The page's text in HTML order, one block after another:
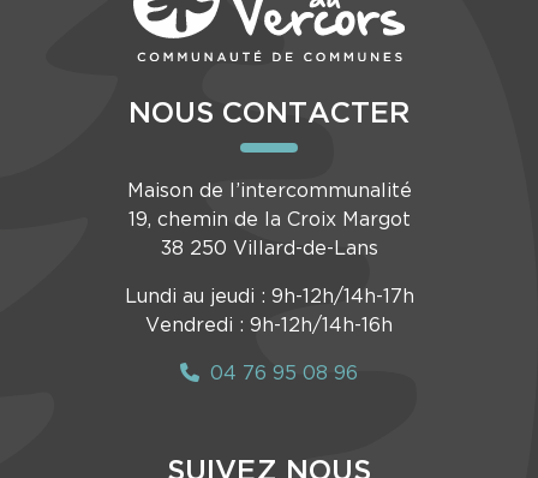
NOUS CONTACTER
Maison de l’intercommunalité
19, chemin de la Croix Margot
38 250 Villard-de-Lans
Lundi au jeudi : 9h-12h/14h-17h
Vendredi : 9h-12h/14h-16h
04 76 95 08 96